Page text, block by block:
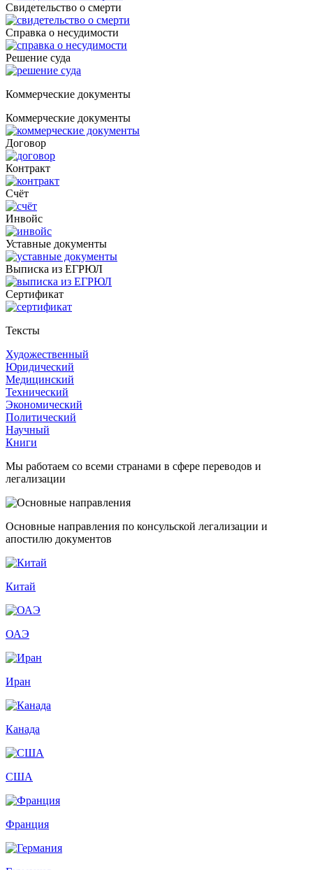
Свидетельство о смерти
Справка о несудимости
Решение суда
Коммерческие документы
Коммерческие документы
Договор
Контракт
Счёт
Инвойс
Уставные документы
Выписка из ЕГРЮЛ
Cертификат
Тексты
Художественный
Юридический
Медицинский
Технический
Экономический
Политический
Научный
Книги
Мы работаем со всеми странами в сфере переводов и
легализации
Основные направления по консульской легализации и
апостилю документов
Китай
ОАЭ
Иран
Канада
США
Франция